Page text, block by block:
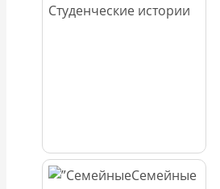
Студенческие истории
Семейные